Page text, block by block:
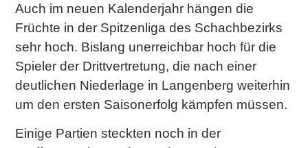
Auch im neuen Kalenderjahr hängen die
Früchte in der Spitzenliga des Schachbezirks
sehr hoch. Bislang unerreichbar hoch für die
Spieler der Drittvertretung, die nach einer
deutlichen Niederlage in Langenberg weiterhin
um den ersten Saisonerfolg kämpfen müssen.
Einige Partien steckten noch in der